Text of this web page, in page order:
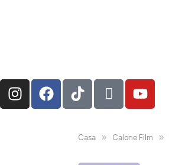
Casa » Calone Film »